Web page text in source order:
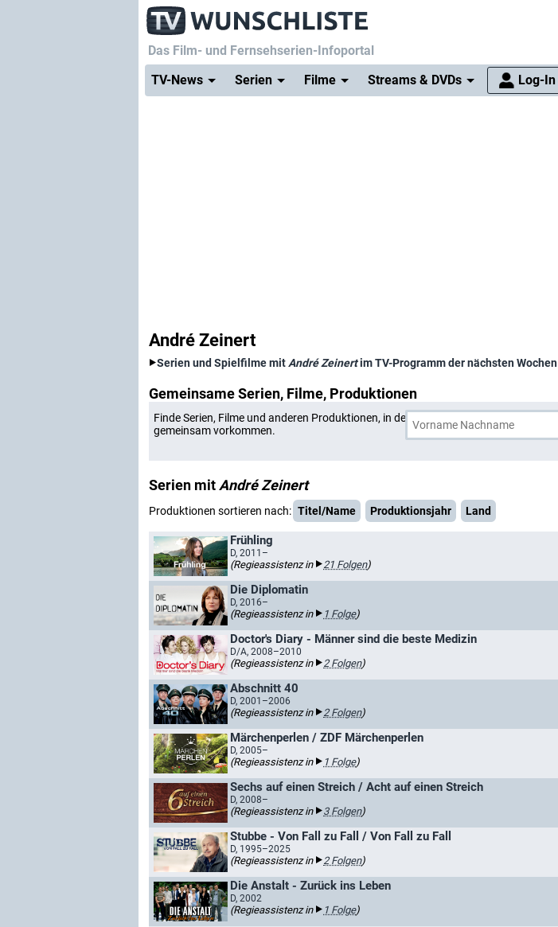
Das Film- und Fernsehserien-Infoportal
TV-News
Serien Filme Streams & DVDs Log-In
André Zeinert
Serien und Spielfilme mit André Zeinertim TV-Programm der nächsten Wochen
Gemeinsame Serien, Filme, Produktionen
Finde Serien, Filme und anderen Produktionen, in denen André Zeinert
gemeinsam vorkommen.
Serien mit André Zeinert
Produktionen sortieren nach: Titel/Name Produktionsjahr Land
Frühling
D, 2011–
(Regieassistenz in 21 Folgen)
Die Diplomatin
D, 2016–
(Regieassistenz in 1 Folge)
Doctor's Diary - Männer sind die beste Medizin
D/A, 2008–2010
(Regieassistenz in 2 Folgen)
Abschnitt 40
D, 2001–2006
(Regieassistenz in 2 Folgen)
Märchenperlen / ZDF Märchenperlen
D, 2005–
(Regieassistenz in 1 Folge)
Sechs auf einen Streich / Acht auf einen Streich
D, 2008–
(Regieassistenz in 3 Folgen)
Stubbe - Von Fall zu Fall / Von Fall zu Fall
D, 1995–2025
(Regieassistenz in 2 Folgen)
Die Anstalt - Zurück ins Leben
D, 2002
(Regieassistenz in 1 Folge)